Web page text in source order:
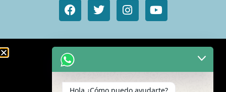
Animales de cine y TV